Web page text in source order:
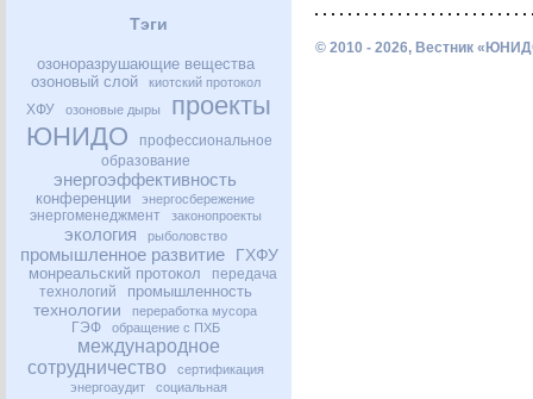
Тэги
озоноразрушающие вещества
озоновый слой
киотский протокол
ХФУ озоновые дыры
проекты
ЮНИДО
профессиональное
образование
энергоэффективность
конференции энергосбережение
энергоменеджмент законопроекты
экология рыболовство
промышленное развитие ГХФУ
монреальский протокол
передача
технологий
промышленность
технологии переработка мусора
ГЭФ обращение с ПХБ
международное
сотрудничество
сертификация
энергоаудит
социальная
© 2010 - 2026, Вестник